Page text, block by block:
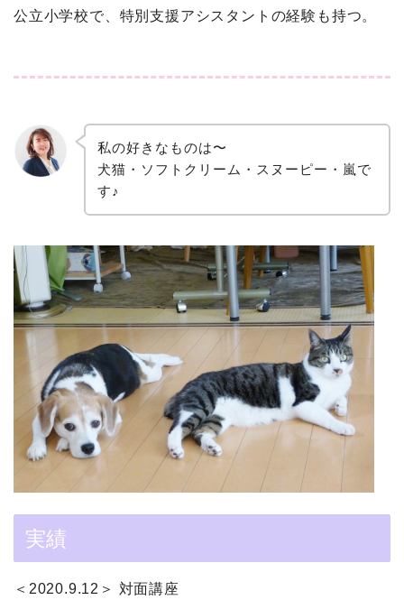
公立小学校で、特別支援アシスタントの経験も持つ。
私の好きなものは〜
犬猫・ソフトクリーム・スヌーピー・嵐で
す♪
実績
＜2020.9.12＞ 対面講座